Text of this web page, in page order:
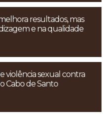
resultados, mas
e na qualidade
violência sexual contra
Cabo de Santo